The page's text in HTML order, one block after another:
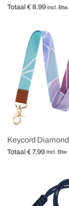
Totaal € 8,99 Incl. Btw.
Keycord Diamond
Totaal € 7,99 Incl. Btw.